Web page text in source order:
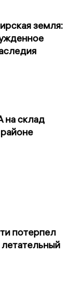
земля:
на склад
потерпел